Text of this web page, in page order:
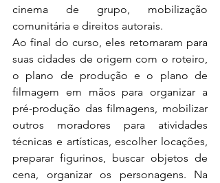
cinema de grupo, mobilização
comunitária e direitos autorais.
Ao final do curso, eles retornaram para
suas cidades de origem com o roteiro,
o plano de produção e o plano de
filmagem em mãos para organizar a
pré-produção das filmagens, mobilizar
outros moradores para atividades
técnicas e artísticas, escolher locações,
preparar figurinos, buscar objetos de
cena, organizar os personagens. Na